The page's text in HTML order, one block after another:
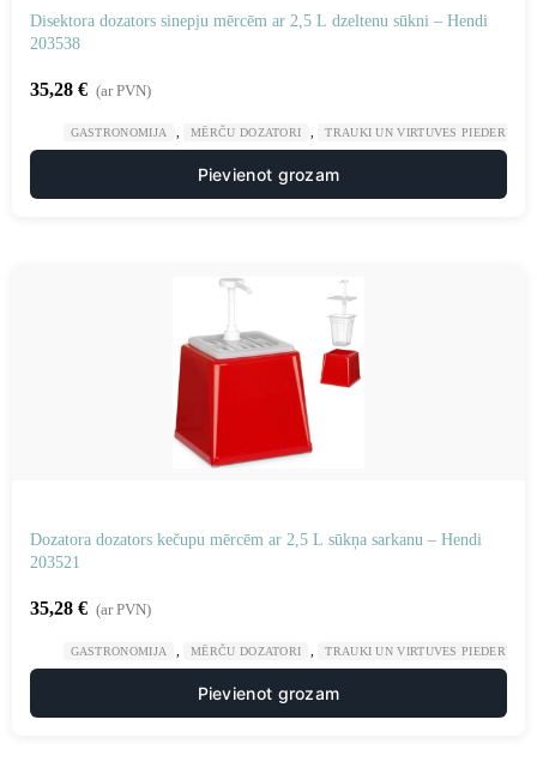
Disektora dozators sinepju mērcēm ar 2,5 L dzeltenu sūkni – Hendi
203538
35,28 € (ar PVN)
GASTRONOMIJA MĒRČU DOZATORI TRAUKI UN VIRTUVES PIEDERUMI
Pievienot grozam
Dozatora dozators kečupu mērcēm ar 2,5 L sūkņa sarkanu – Hendi
203521
35,28 € (ar PVN)
GASTRONOMIJA MĒRČU DOZATORI TRAUKI UN VIRTUVES PIEDERUMI
Pievienot grozam